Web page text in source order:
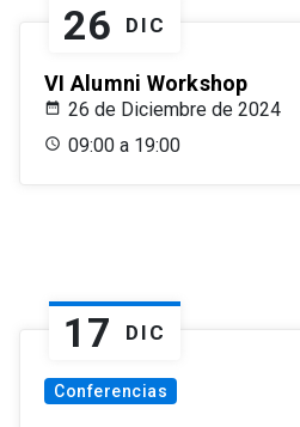
26 DIC
VI Alumni Workshop
26 de Diciembre de 2024
09:00 a 19:00
17 DIC
Conferencias